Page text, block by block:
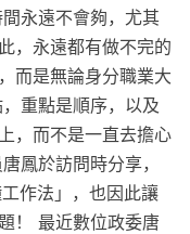
永遠不會夠，尤其
，永遠都有做不完的
而是無論身分職業大
重點是順序，以及
，而不是一直去擔心
鳳於訪問時分享，
作法」，也因此讓
！ 最近數位政委唐